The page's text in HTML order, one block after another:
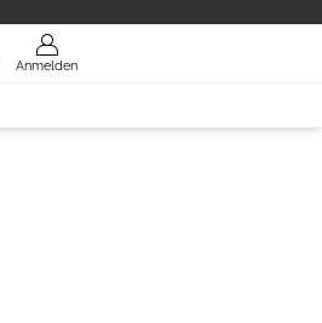
Anmelden